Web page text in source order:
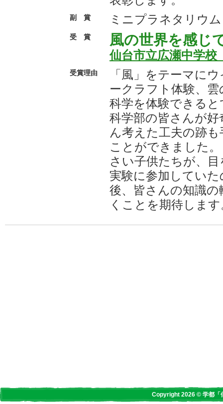
副 賞 ミニプラネタリウム
受 賞 風の世界を感じ
仙台市立広瀬中学
受賞理由
「風」をテーマに
ークラフト体験、
科学を体験できる
科学部の皆さんが
ん考えた工夫の跡
ことができました
さい子供たちが、
実験に参加してい
後、皆さんの知識
くことを期待します
Copyright 2026 © 学都「